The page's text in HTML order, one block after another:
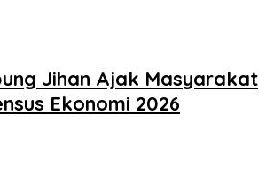
Jihan Ajak Masyarakat
Ekonomi 2026